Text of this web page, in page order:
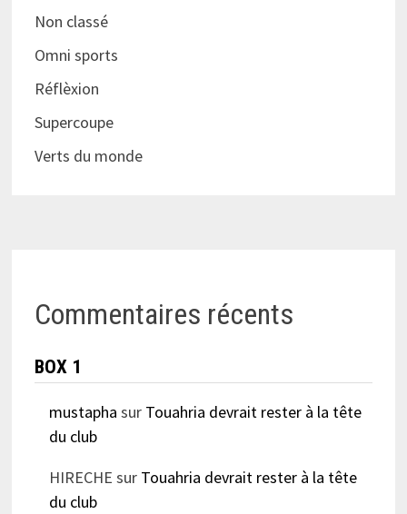
Non classé
Omni sports
Réflèxion
Supercoupe
Verts du monde
Commentaires récents
BOX 1
mustapha sur Touahria devrait rester à la tête
du club
HIRECHE sur Touahria devrait rester à la tête
du club